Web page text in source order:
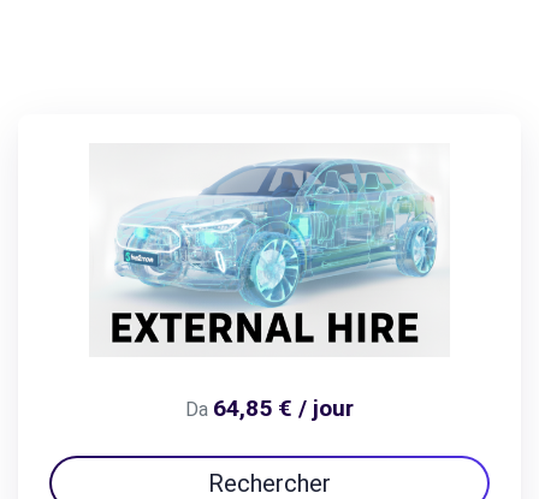
Da 64,85 € / jour
Rechercher